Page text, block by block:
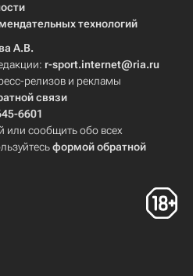
технологий
А.В.
r-sport.internet@ria.ru
релизов и рекламы
связи
6601
или сообщить обо всех
формой обратной